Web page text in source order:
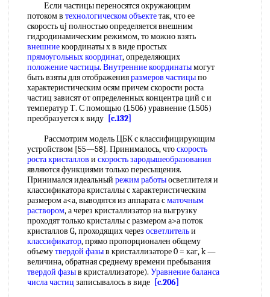
Если частицы переносятся окружающим
потоком в технологическом объектетак, что ее
скорость uj полностью определяется внешним
гидродинамическим режимом, то можно взять
внешниекоординаты х в виде простых
прямоугольных координат, определяющих
положение частицы. Внутренние координатымогут
быть взяты для отображенияразмеров частицыпо
характеристическим осям причем скорости роста
частиц зависят от определенных концентра ций с и
температур Т. С помощью (1.506) уравнение (1.505)
преобразуется к виду [c.132]
Рассмотрим модель ЦБК с классифицирующим
устройством [55—58]. Принималось, чтоскорость
роста кристаллов и скорость зародышеобразования
являются функциями только пересыщения.
Принимался идеальный режим работыосветлителя и
классификатора кристаллы с характеристическим
размером а<а, выводятся из аппарата сматочным
раствором, а через кристаллизатор на выгрузку
проходят только кристаллы с размером а>а поток
кристаллов G, проходящих через осветлительи
классификатор, прямо пропорционален общему
объемутвердой фазыв кристаллизаторе 0 = каг, k —
величина, обратная среднему времени пребывания
твердой фазыв кристаллизаторе). Уравнение баланса
числа частиц записывалось в виде [c.206]